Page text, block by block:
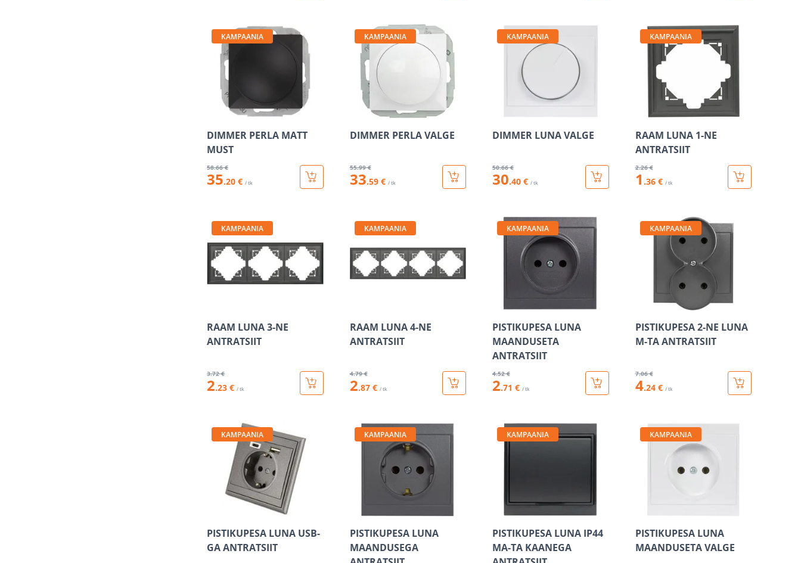
KAMPAANIA
DIMMER PERLA MATT
MUST
58.66 €
35.20 € / tk
KAMPAANIA
DIMMER PERLA VALGE
55.99 €
33.59 € / tk
KAMPAANIA
DIMMER LUNA VALGE
50.66 €
30.40 € / tk
KAMPAANIA
RAAM LUNA 1-NE
ANTRATSIIT
2.26 €
1 .36 € / tk
KAMPAANIA
RAAM LUNA 3-NE
ANTRATSIIT
3.72 €
2.23 € / tk
KAMPAANIA
RAAM LUNA 4-NE
ANTRATSIIT
4.79 €
2.87 € / tk
KAMPAANIA
PISTIKUPESA LUNA
MAANDUSETA
ANTRATSIIT
4.52 €
2.71 € / tk
KAMPAANIA
PISTIKUPESA 2-NE LUNA
M-TA ANTRATSIIT
7.06 €
4.24 € / tk
KAMPAANIA
PISTIKUPESA LUNA USB-
GA ANTRATSIIT
KAMPAANIA
PISTIKUPESA LUNA
MAANDUSEGA
KAMPAANIA
PISTIKUPESA LUNA IP44
MA-TA KAANEGA
KAMPAANIA
PISTIKUPESA LUNA
MAANDUSETA VALGE